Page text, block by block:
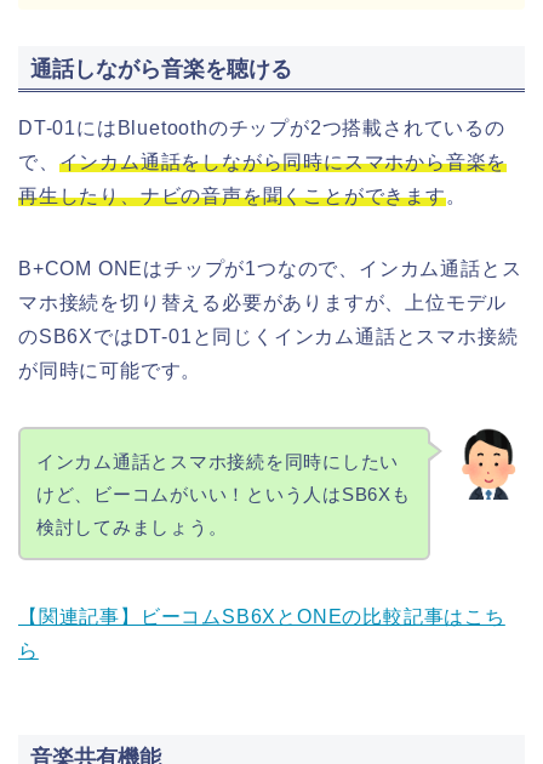
通話しながら音楽を聴ける
DT-01にはBluetoothのチップが2つ搭載されているの
で、 インカム通話をしながら同時にスマホから音楽を
再生したり、ナビの音声を聞くことができます。
B+COM ONEはチップが1つなので、インカム通話とス
マホ接続を切り替える必要がありますが、上位モデル
のSB6XではDT-01と同じくインカム通話とスマホ接続
が同時に可能です。
インカム通話とスマホ接続を同時にしたい
けど、ビーコムがいい！という人はSB6Xも
検討してみましょう。
【関連記事】ビーコムSB6XとONEの比較記事はこち
ら
音楽共有機能